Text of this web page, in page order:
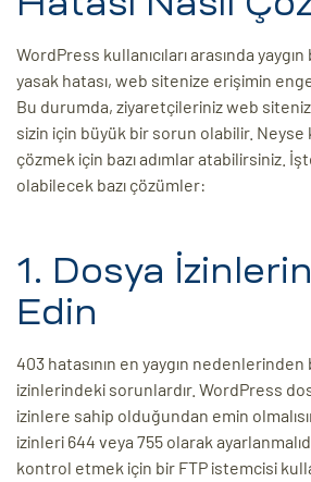
WordPress kullanıcıları arasında
yasak hatası, web sitenize erişimin
Bu durumda, ziyaretçileriniz web
sizin için büyük bir sorun olabilir. Neyse
çözmek için bazı adımlar atabilirsiniz.
olabilecek bazı çözümler:
1. Dosya
Edin
403 hatasının en yaygın nedenlerinden
izinlerindeki sorunlardır. WordPress
izinlere sahip olduğundan emin
izinleri 644 veya 755 olarak
kontrol etmek için bir FTP istemcisi